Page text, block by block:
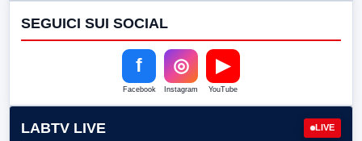
SEGUICI SUI SOCIAL
f
Facebook
◎
Instagram
▶
YouTube
LABTV LIVE LIVE